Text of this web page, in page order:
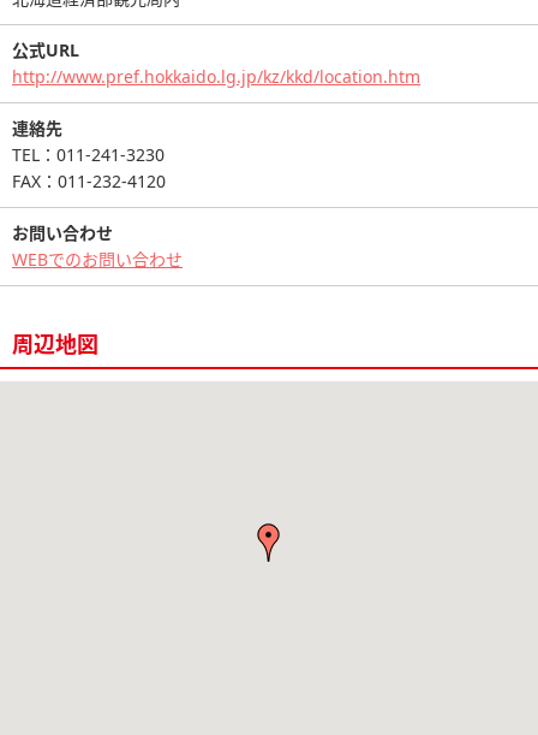
公式URL
http://www.pref.hokkaido.lg.jp/kz/kkd/location.htm
連絡先
TEL：011-241-3230
FAX：011-232-4120
お問い合わせ
WEBでのお問い合わせ
周辺地図